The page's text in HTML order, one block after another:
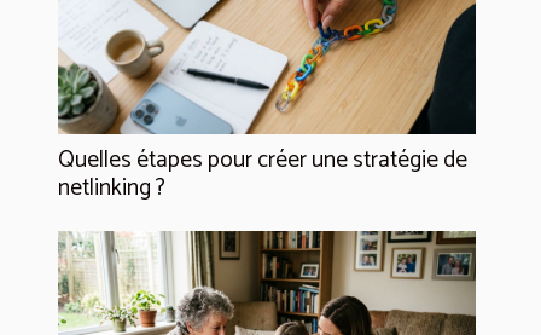
Quelles étapes pour créer une stratégie de
netlinking ?